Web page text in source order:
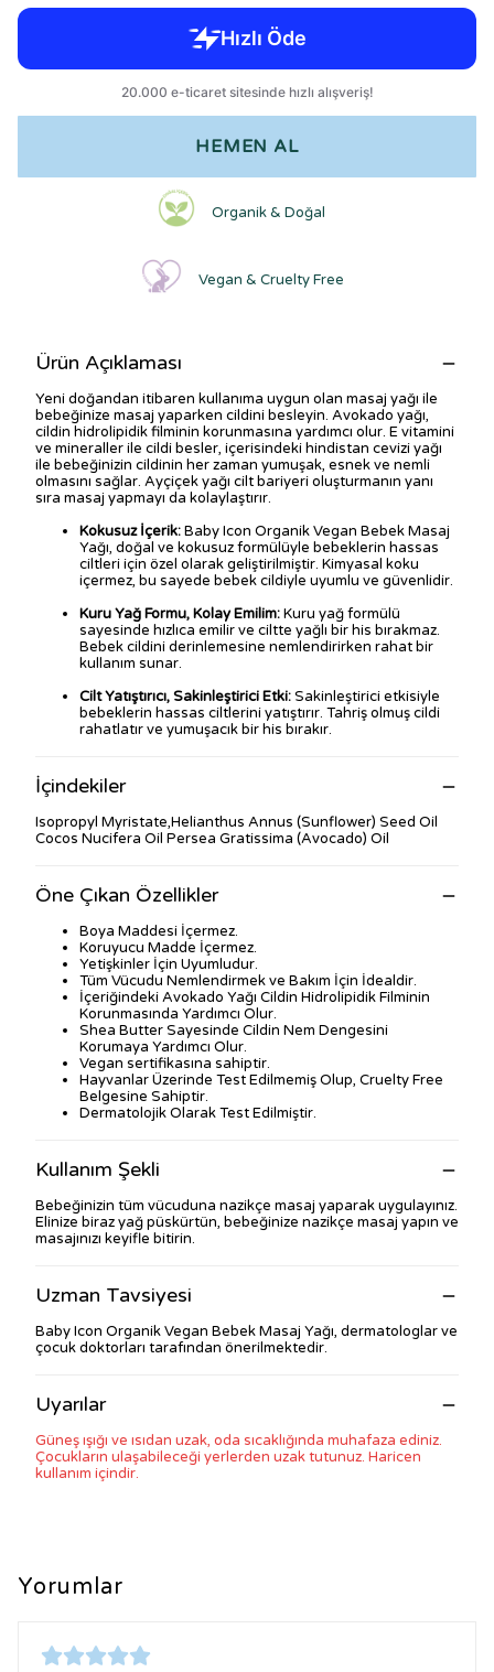
HEMEN AL
Organik & Doğal
Vegan & Cruelty Free
Ürün Açıklaması
Yeni doğandan itibaren kullanıma uygun olan masaj yağı ile
bebeğinize masaj yaparken cildini besleyin. Avokado yağı,
cildin hidrolipidik filminin korunmasına yardımcı olur. E vitamini
ve mineraller ile cildi besler, içerisindeki hindistan cevizi yağı
ile bebeğinizin cildinin her zaman yumuşak, esnek ve nemli
olmasını sağlar. Ayçiçek yağı cilt bariyeri oluşturmanın yanı
sıra masaj yapmayı da kolaylaştırır.
Kokusuz İçerik:Baby Icon Organik Vegan Bebek Masaj
Yağı, doğal ve kokusuz formülüyle bebeklerin hassas
ciltleri için özel olarak geliştirilmiştir. Kimyasal koku
içermez, bu sayede bebek cildiyle uyumlu ve güvenlidir.
Kuru Yağ Formu, Kolay Emilim:Kuru yağ formülü
sayesinde hızlıca emilir ve ciltte yağlı bir his bırakmaz.
Bebek cildini derinlemesine nemlendirirken rahat bir
kullanım sunar.
Cilt Yatıştırıcı, Sakinleştirici Etki:Sakinleştirici etkisiyle
bebeklerin hassas ciltlerini yatıştırır. Tahriş olmuş cildi
rahatlatır ve yumuşacık bir his bırakır.
İçindekiler
Isopropyl Myristate,Helianthus Annus (Sunflower) Seed Oil
Cocos Nucifera Oil Persea Gratissima (Avocado) Oil
Öne Çıkan Özellikler
Boya Maddesi İçermez.
Koruyucu Madde İçermez.
Yetişkinler İçin Uyumludur.
Tüm Vücudu Nemlendirmek ve Bakım İçin İdealdir.
İçeriğindeki Avokado Yağı Cildin Hidrolipidik Filminin
Korunmasında Yardımcı Olur.
Shea Butter Sayesinde Cildin Nem Dengesini
Korumaya Yardımcı Olur.
Vegan sertifikasına sahiptir.
Hayvanlar Üzerinde Test Edilmemiş Olup, Cruelty Free
Belgesine Sahiptir.
Dermatolojik Olarak Test Edilmiştir.
Kullanım Şekli
Bebeğinizin tüm vücuduna nazikçe masaj yaparak uygulayınız.
Elinize biraz yağ püskürtün, bebeğinize nazikçe masaj yapın ve
masajınızı keyifle bitirin.
Uzman Tavsiyesi
Baby Icon Organik Vegan Bebek Masaj Yağı, dermatologlar ve
çocuk doktorları tarafından önerilmektedir.
Uyarılar
Güneş ışığı ve ısıdan uzak, oda sıcaklığında muhafaza ediniz.
Çocukların ulaşabileceği yerlerden uzak tutunuz. Haricen
kullanım içindir.
Yorumlar